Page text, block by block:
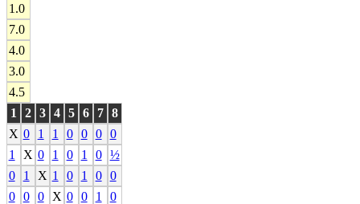
1.0
7.0
4.0
3.0
4.5
1
2 3 4 5 6 7 8
X 0 1 1 0 0 0
0
1
X 0 1 0 1 0
½
0
1 X 1 0 1 0
0
0
0 0 X 0 0 1
0